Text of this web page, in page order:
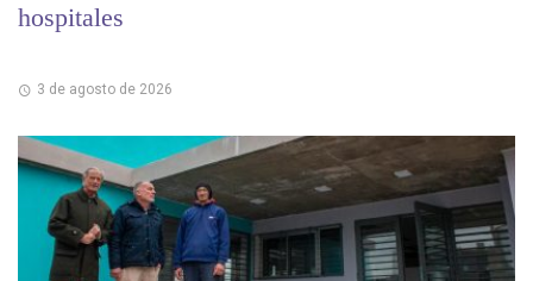
hospitales
3 de agosto de 2026